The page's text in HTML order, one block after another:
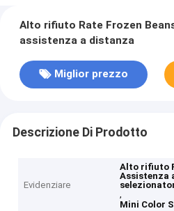
Alto rifiuto Rate Frozen
assistenza a distanza
Miglior prezzo
Descrizione Di Prodotto
Evidenziare
Alto rifiuto
Assistenza
,
Mini Color